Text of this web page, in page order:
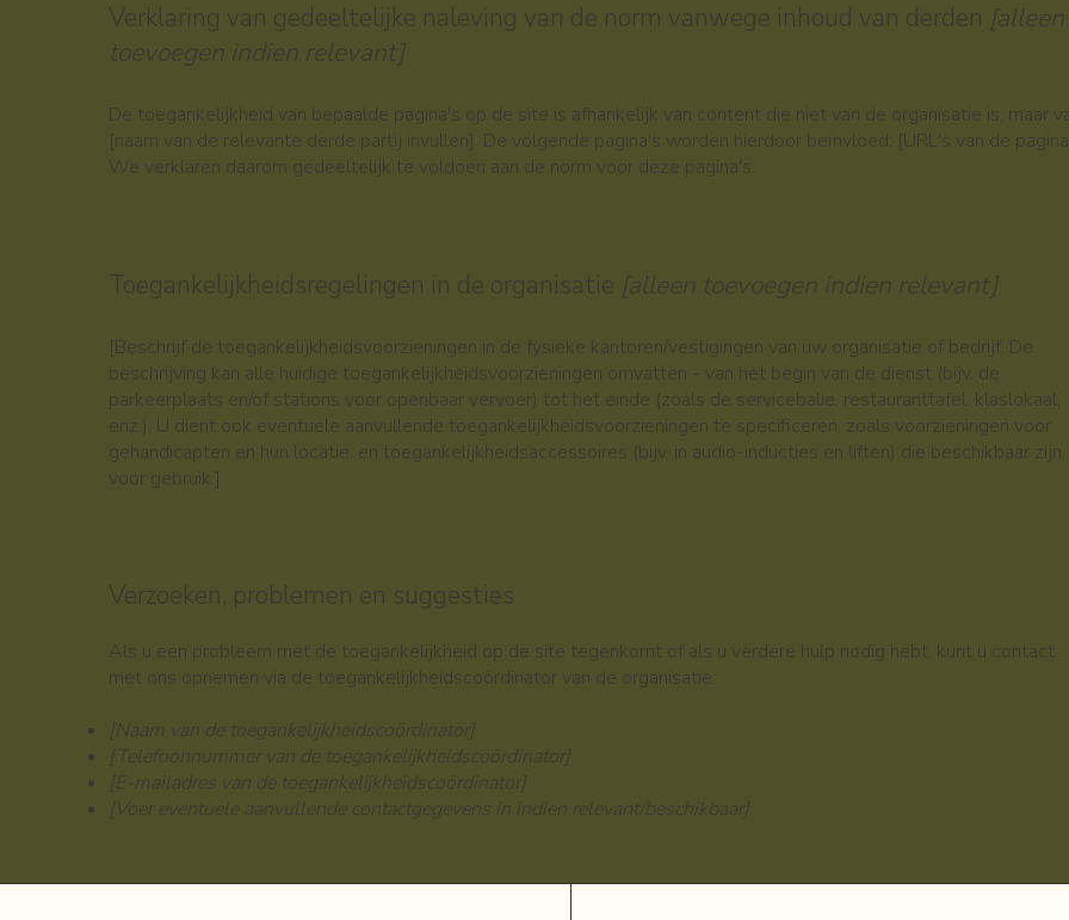
Verklaring van gedeeltelijke naleving van de norm vanwege inhoud van derden [alleen
toevoegen indien relevant]
De toegankelijkheid van bepaalde pagina's op de site is afhankelijk van content die niet van de organisatie is, maar
[naam van de relevante derde partij invullen]. De volgende pagina's worden hierdoor beïnvloed: [URL's van de
We verklaren daarom gedeeltelijk te voldoen aan de norm voor deze pagina's.
Toegankelijkheidsregelingen in de organisatie [alleen toevoegen indien relevant]
[Beschrijf de toegankelijkheidsvoorzieningen in de fysieke kantoren/vestigingen van uw organisatie of bedrijf. De
beschrijving kan alle huidige toegankelijkheidsvoorzieningen omvatten - van het begin van de dienst (bijv. de
parkeerplaats en/of stations voor openbaar vervoer) tot het einde (zoals de servicebalie, restauranttafel, klaslokaal,
enz.). U dient ook eventuele aanvullende toegankelijkheidsvoorzieningen te specificeren, zoals voorzieningen voor
gehandicapten en hun locatie, en toegankelijkheidsaccessoires (bijv. in audio-inducties en liften) die beschikbaar zijn
voor gebruik.]
Verzoeken, problemen en suggesties
Als u een probleem met de toegankelijkheid op de site tegenkomt of als u verdere hulp nodig hebt, kunt u contact
met ons opnemen via de toegankelijkheidscoördinator van de organisatie:
[Naam van de toegankelijkheidscoördinator]
[Telefoonnummer van de toegankelijkheidscoördinator]
[E-mailadres van de toegankelijkheidscoördinator]
[Voer eventuele aanvullende contactgegevens in indien relevant/beschikbaar]